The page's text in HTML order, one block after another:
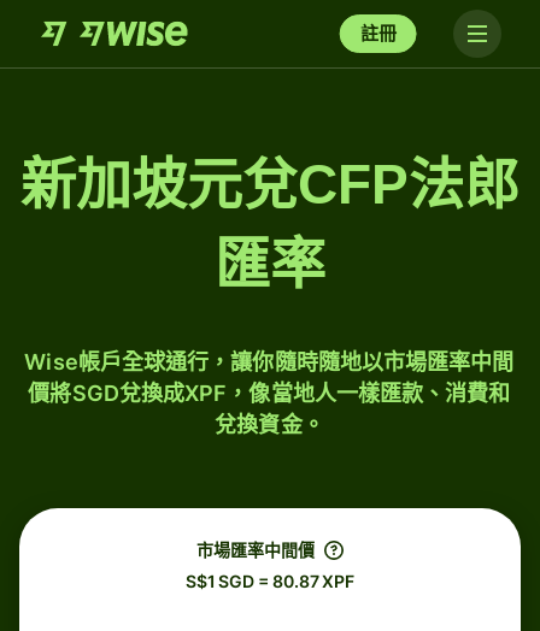
註冊
新加坡元兌CFP法郎
匯率
Wise帳戶全球通行，讓你隨時隨地以市場匯率中間
價將SGD兌換成XPF，像當地人一樣匯款、消費和
兌換資金。
市場匯率中間價
S$1 SGD = 80.87 XPF